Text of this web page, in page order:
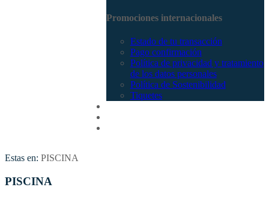
Promociones internacionales
Estado de tu transacción
Pago confirmación
Política de privacidad y tratamiento
de los datos personales
Política de Sostenibilidad
Tiquetes
Estas en: PISCINA
PISCINA